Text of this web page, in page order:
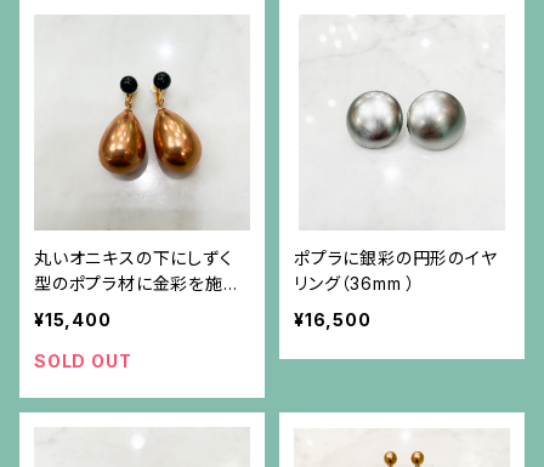
丸いオニキスの下にしずく
型のポプラ材に金彩を施し
たパーツが揺れるイヤリン
¥15,400
SOLD OUT
ポプラに銀彩の円形のイヤ
リング（36mm ）
¥16,500